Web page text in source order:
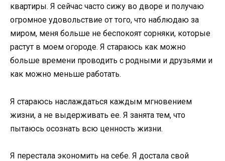
квартиры. Я сейчас часто сижу во дворе и получаю
огромное удовольствие от того, что наблюдаю за
миром, меня больше не беспокоят сорняки, которые
растут в моем огороде. Я стараюсь как можно
больше времени проводить с родными и друзьями и
как можно меньше работать.
Я стараюсь наслаждаться каждым мгновением
жизни, а не выдерживать ее. Я занята тем, что
пытаюсь осознать всю ценность жизни.
Я перестала экономить на себе. Я достала свой